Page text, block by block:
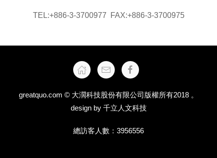
TEL:+886-3-3700977 FAX:+886-3-3700975
greatquo.com © 大濶科技股份有限公司版權所有2018 。
design by 千立人文科技
總訪客人數： 3956556